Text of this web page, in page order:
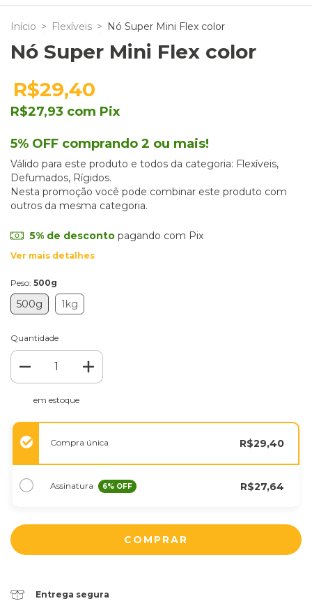
Início > Flexíveis > Nó Super Mini Flex color
Nó Super Mini Flex color
R$29,40
R$27,93 com Pix
5% OFF comprando 2 ou mais!
Válido para este produto e todos da categoria: Flexíveis,
Defumados, Rígidos.
Nesta promoção você pode combinar este produto com
outros da mesma categoria.
5% de descontopagando com Pix
Ver mais detalhes
Peso: 500g
500g 1kg
Quantidade
em estoque
Compra única R$29,40
Assinatura 6% OFF R$27,64
Entrega segura